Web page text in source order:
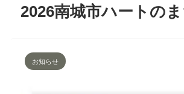
2026南城市ハートの
お知らせ